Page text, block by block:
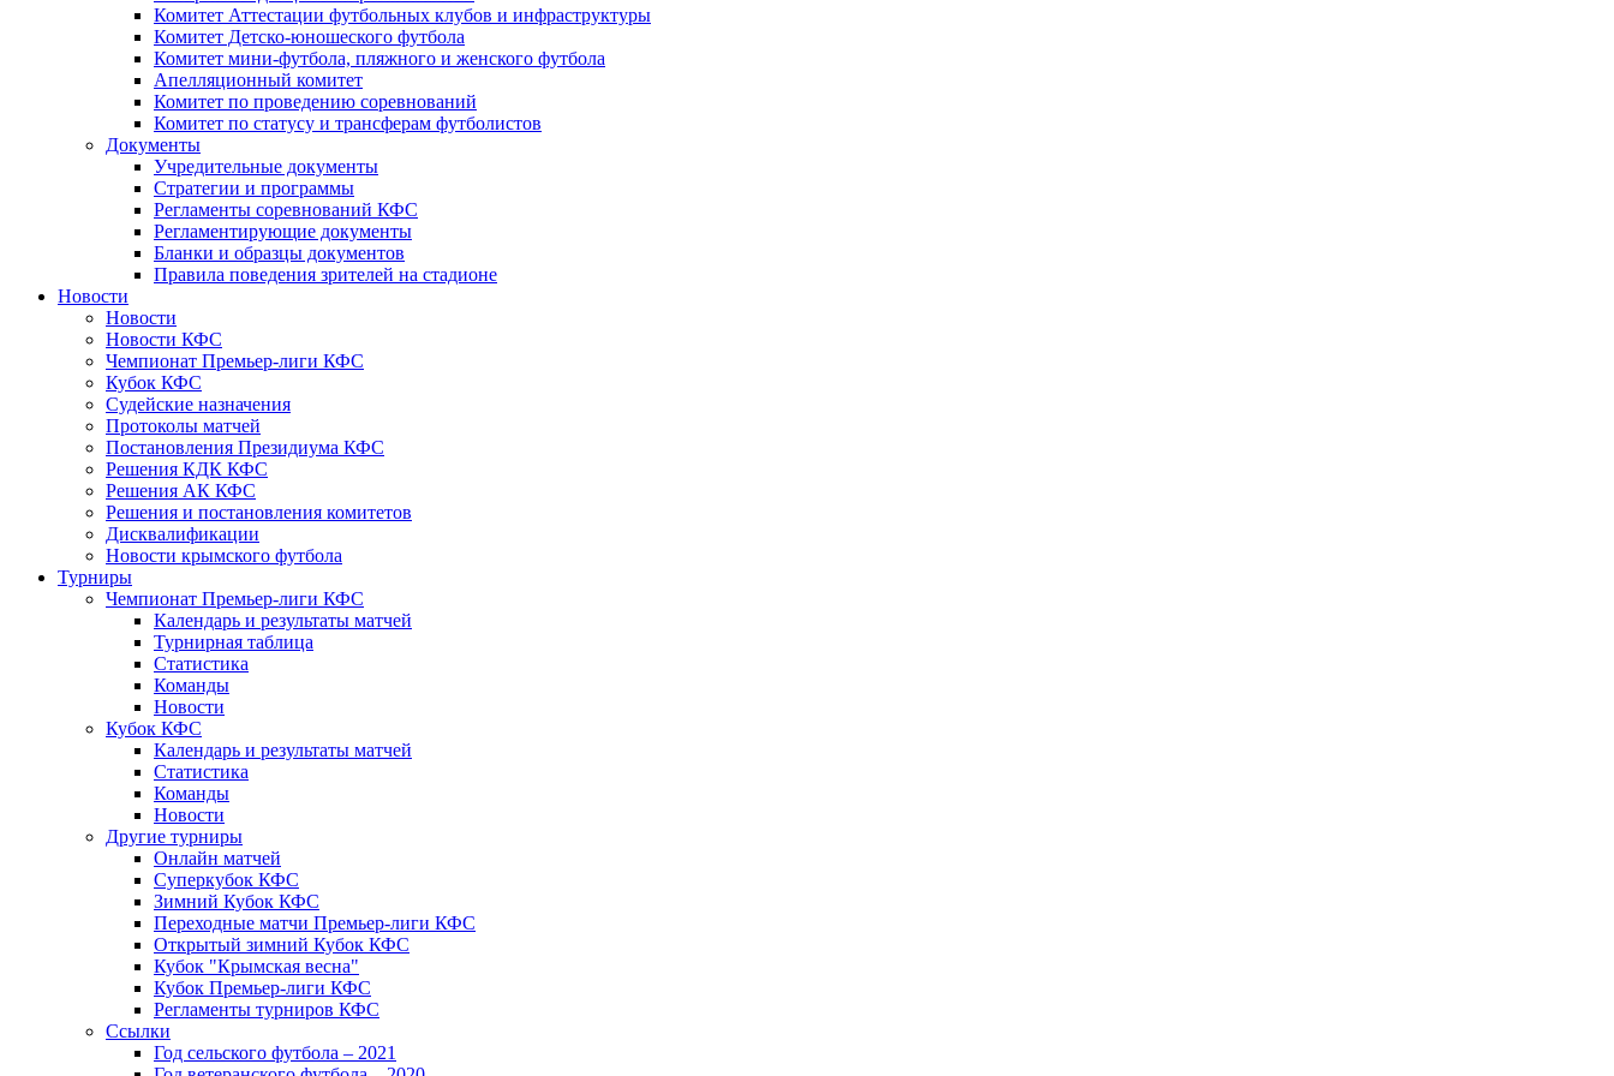
Комитет Аттестации футбольных клубов и инфраструктуры
Комитет Детско-юношеского футбола
Комитет мини-футбола, пляжного и женского футбола
Апелляционный комитет
Комитет по проведению соревнований
Комитет по статусу и трансферам футболистов
Документы
Учредительные документы
Стратегии и программы
Регламенты соревнований КФС
Регламентирующие документы
Бланки и образцы документов
Правила поведения зрителей на стадионе
Новости
Новости
Новости КФС
Чемпионат Премьер-лиги КФС
Кубок КФС
Судейские назначения
Протоколы матчей
Постановления Президиума КФС
Решения КДК КФС
Решения АК КФС
Решения и постановления комитетов
Дисквалификации
Новости крымского футбола
Турниры
Чемпионат Премьер-лиги КФС
Календарь и результаты матчей
Турнирная таблица
Статистика
Команды
Новости
Кубок КФС
Календарь и результаты матчей
Статистика
Команды
Новости
Другие турниры
Онлайн матчей
Суперкубок КФС
Зимний Кубок КФС
Переходные матчи Премьер-лиги КФС
Открытый зимний Кубок КФС
Кубок "Крымская весна"
Кубок Премьер-лиги КФС
Регламенты турниров КФС
Ссылки
Год сельского футбола – 2021